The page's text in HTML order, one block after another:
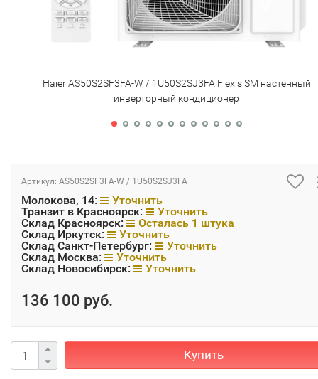
Haier AS50S2SF3FA-W / 1U50S2SJ3FA Flexis SM настенный
инверторный кондиционер
Артикул: AS50S2SF3FA-W / 1U50S2SJ3FA
Молокова, 14:
Уточнить
Транзит в Красноярск:
Уточнить
Склад Красноярск:
Осталась 1 штука
Склад Иркутск:
Уточнить
Склад Санкт-Петербург:
Уточнить
Склад Москва:
Уточнить
Склад Новосибирск:
Уточнить
136 100 руб.
Купить